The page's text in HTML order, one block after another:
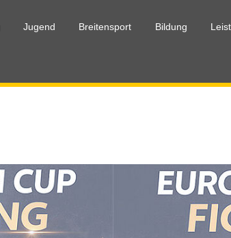
Jugend Breitensport Bildung